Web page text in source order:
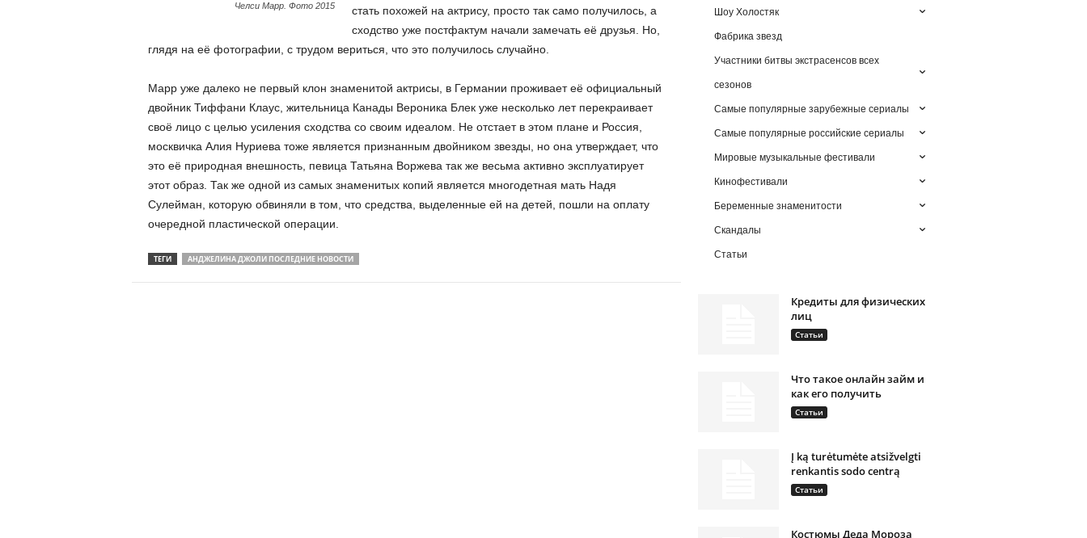
Челси Марр. Фото 2015
стать похожей на актрису, просто так само получилось, а
сходство уже постфактум начали замечать её друзья. Но,
глядя на её фотографии, с трудом вериться, что это получилось случайно.
Марр уже далеко не первый клон знаменитой актрисы, в Германии проживает её официальный
двойник Тиффани Клаус, жительница Канады Вероника Блек уже несколько лет перекраивает
своё лицо с целью усиления сходства со своим идеалом. Не отстает в этом плане и Россия,
москвичка Алия Нуриева тоже является признанным двойником звезды, но она утверждает, что
это её природная внешность, певица Татьяна Воржева так же весьма активно эксплуатирует
этот образ. Так же одной из самых знаменитых копий является многодетная мать Надя
Сулейман, которую обвиняли в том, что средства, выделенные ей на детей, пошли на оплату
очередной пластической операции.
ТЕГИ АНДЖЕЛИНА ДЖОЛИ ПОСЛЕДНИЕ НОВОСТИ
Шоу Холостяк
Фабрика звезд
Участники битвы экстрасенсов всех
сезонов
Самые популярные зарубежные сериалы
Самые популярные российские сериалы
Мировые музыкальные фестивали
Кинофестивали
Беременные знаменитости
Скандалы
Статьи
Кредиты для физических
лиц
Статьи
Что такое онлайн займ и
как его получить
Статьи
Į ką turėtumėte atsižvelgti
renkantis sodo centrą
Статьи
Костюмы Деда Мороза